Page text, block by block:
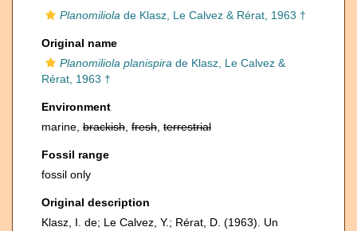
Planomiliola de Klasz, Le Calvez & Rérat, 1963 †
Original name
Planomiliola planispira de Klasz, Le Calvez &
Rérat, 1963 †
Environment
marine, brackish fresh terrestrial
Fossil range
fossil only
Original description
Klasz, I. de; Le Calvez, Y.; Rérat, D. (1963). Un